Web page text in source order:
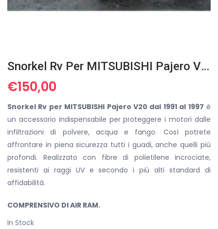
Snorkel Rv Per MITSUBISHI Pajero V20 Dal 1991 Al 1997
€150,00
Snorkel Rv per MITSUBISHI Pajero V20 dal 1991 al 1997 è
un accessorio indispensabile per proteggere i motori dalle
infiltrazioni di polvere, acqua e fango. Così potrete
affrontare in piena sicurezza tutti i guadi, anche quelli più
profondi. Realizzato con fibre di polietilene incrociate,
resistenti ai raggi UV e secondo i più alti standard di
affidabilità.
COMPRENSIVO DI AIR RAM.
In Stock